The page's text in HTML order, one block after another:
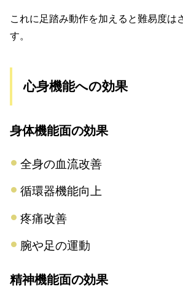
これに足踏み動作を加えると難易度は
す。
心身機能への効果
身体機能面の効果
全身の血流改善
循環器機能向上
疼痛改善
腕や足の運動
精神機能面の効果